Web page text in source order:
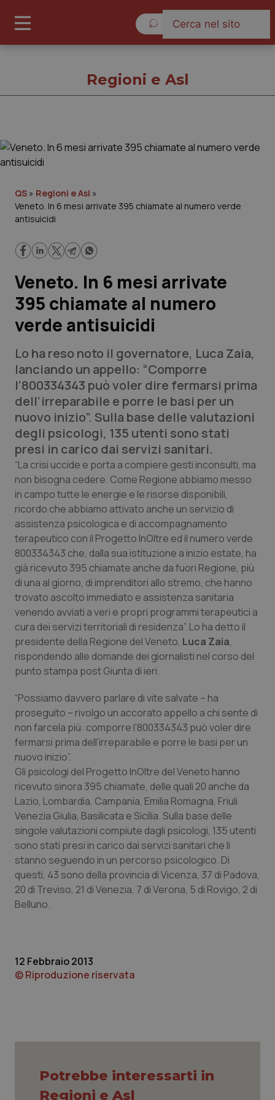
Governo e Parlamento
Regioni e Asl
Lavoro e Professioni
Scienza e Farmaci
Studi e Analisi
Lettere al direttore
Edizioni Regionali
QS Pro
Professionisti Sanitari.AI
Abruzzo
Basilicata
Calabria
Campania
Emilia-Romagna
Friuli Venezia Giulia
Liguria
Lombardia
Marche
Molise
Piemonte
Provincia Autonoma di Bolzano
Provincia Autonoma di Trento
Sardegna
Toscana
Umbria
QS Pro Gold
Artrite & artrosi
Asma & BPCO
Car-T
Colesterolo & coronaropatie
Dermatite Atopica
Disturbi dell’umore
Dolore
Donna & Salute
Epatiti
HIV
Infezioni & Febbre
Ipertensione & Scompenso
Malattia di Crohn & Rettocolite Ulcerosa
Obesità
Oftalmologia
QS Club Newsletter
Regioni e Asl
QS » Regioni e Asl »
Veneto. In 6 mesi arrivate 395 chiamate al numero verde
antisuicidi
Veneto. In 6 mesi arrivate
395 chiamate al numero
verde antisuicidi
Lo ha reso noto il governatore, Luca Zaia,
lanciando un appello: “Comporre
l’800334343 può voler dire fermarsi prima
dell’irreparabile e porre le basi per un
nuovo inizio”. Sulla base delle valutazioni
degli psicologi, 135 utenti sono stati
presi in carico dai servizi sanitari.
“La crisi uccide e porta a compiere gesti inconsulti, ma
non bisogna cedere. Come Regione abbiamo messo
in campo tutte le energie e le risorse disponibili,
ricordo che abbiamo attivato anche un servizio di
assistenza psicologica e di accompagnamento
terapeutico con il Progetto InOltre ed il numero verde
800334343 che, dalla sua istituzione a inizio estate, ha
già ricevuto 395 chiamate anche da fuori Regione, più
di una al giorno, di imprenditori allo stremo, che hanno
trovato ascolto immediato e assistenza sanitaria
venendo avviati a veri e propri programmi terapeutici a
cura dei servizi territoriali di residenza”. Lo ha detto il
presidente della Regione del Veneto, Luca Zaia,
rispondendo alle domande dei giornalisti nel corso del
punto stampa post Giunta di ieri.
“Possiamo davvero parlare di vite salvate – ha
proseguito – rivolgo un accorato appello a chi sente di
non farcela più: comporre l’800334343 può voler dire
fermarsi prima dell’irreparabile e porre le basi per un
nuovo inizio”.
Gli psicologi del Progetto InOltre del Veneto hanno
ricevuto sinora 395 chiamate, delle quali 20 anche da
Lazio, Lombardia, Campania, Emilia Romagna, Friuli
Venezia Giulia, Basilicata e Sicilia. Sulla base delle
singole valutazioni compiute dagli psicologi, 135 utenti
sono stati presi in carico dai servizi sanitari che li
stanno seguendo in un percorso psicologico. Di
questi, 43 sono della provincia di Vicenza, 37 di Padova,
20 di Treviso, 21 di Venezia, 7 di Verona, 5 di Rovigo, 2 di
Belluno.
12 Febbraio 2013
© Riproduzione riservata
Potrebbe interessarti in
Regioni e Asl